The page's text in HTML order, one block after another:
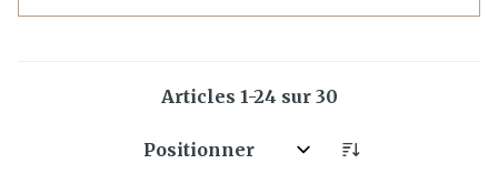
Articles 1-24 sur 30
Trier par: